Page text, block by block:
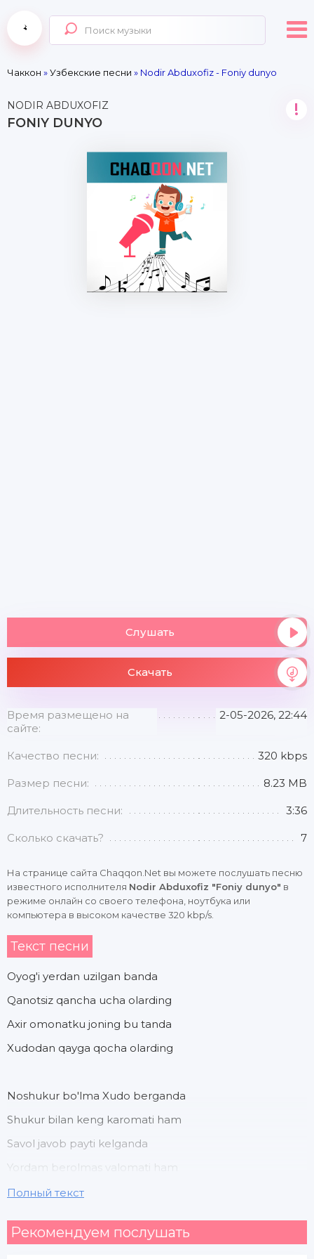
Чаккон »Узбекские песни » Nodir Abduxofiz - Foniy dunyo
NODIR ABDUXOFIZ
FONIY DUNYO
!
Слушать
Скачать
Время размещено на
сайте:
2-05-2026, 22:44
Качество песни: 320 kbps
Размер песни: 8.23 MB
Длительность песни: 3:36
Сколько скачать? 7
На странице сайта Chaqqon.Net вы можете послушать песню
известного исполнителя Nodir Abduxofiz "Foniy dunyo" в
режиме онлайн со своего телефона, ноутбука или
компьютера в высоком качестве 320 kbp/s.
Текст песни
Oyog'i yerdan uzilgan banda
Qanotsiz qancha ucha olarding
Axir omonatku joning bu tanda
Xudodan qayga qocha olarding
Noshukur bo'lma Xudo berganda
Shukur bilan keng karomati ham
Savol javob payti kelganda
Yordam berolmas valomati ham
Yordam berolmas valomati ham
Полный текст
Рекомендуем послушать